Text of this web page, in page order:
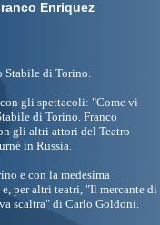
Enriquez
Stabile di Torino.
gli spettacoli: "Come vi
di Torino. Franco
gli altri attori del Teatro
in Russia.
e con la medesima
per altri teatri, "Il mercante di
scaltra" di Carlo Goldoni.